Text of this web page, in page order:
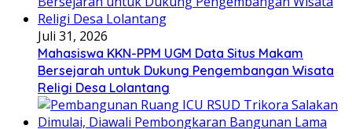
Juli 31, 2026
Mahasiswa KKN-PPM UGM Data Situs Makam
Bersejarah untuk Dukung Pengembangan Wisata
Religi Desa Lolantang